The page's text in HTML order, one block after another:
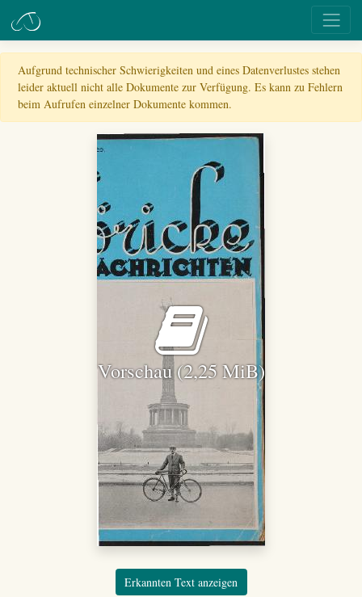
Aufgrund technischer Schwierigkeiten und eines Datenverlustes stehen
leider aktuell nicht alle Dokumente zur Verfügung. Es kann zu Fehlern
beim Aufrufen einzelner Dokumente kommen.
Vorschau (2,25 MiB)
Erkannten Text anzeigen